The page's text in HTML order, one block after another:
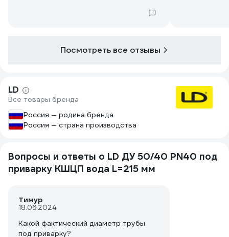
Посмотреть все отзывы
LD
Все товары бренда
Россия — родина бренда
Россия — страна производства
Вопросы и ответы о LD ДУ 50/40 PN40 под
приварку КШЦП вода L=215 мм
Тимур
18.06.2024
Какой фактический диаметр трубы
под приварку?